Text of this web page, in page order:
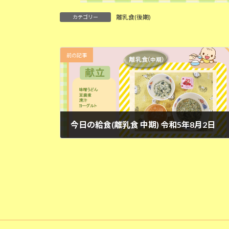
カテゴリー 離乳食(後期)
前の記事
今日の給食(離乳食 中期) 令和5年8月2日